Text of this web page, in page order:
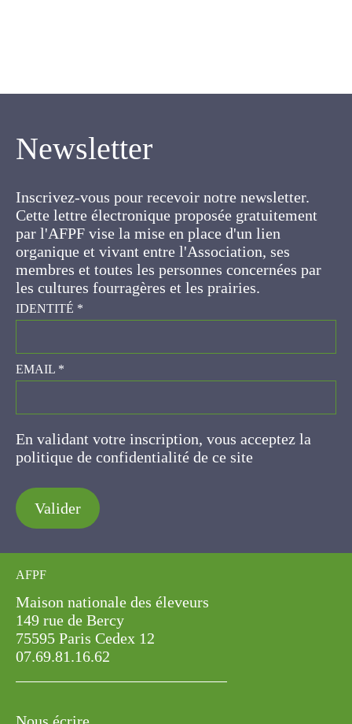
Newsletter
Cette lettre électronique proposée
gratuitement par l'AFPF vise la mise en place
d'un lien organique et vivant entre l'Association,
ses membres et toutes les personnes
concernées par les cultures fourragères et les
prairies.
IDENTITÉ*
EMAIL*
En validant votre inscription, vous acceptez la
politique de confidentialité de ce site
Valider
AFPF
Maison nationale des éleveurs
149 rue de Bercy
75595 Paris Cedex 12
07.69.81.16.62